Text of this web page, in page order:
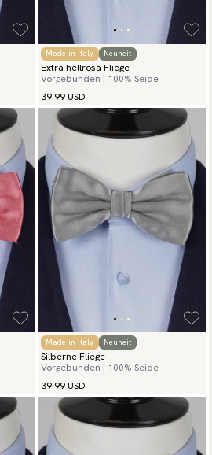
Made in Italy Neuheit
Extra hellrosa Fliege
Vorgebunden | 100% Seide
39.99 USD
Made in Italy Neuheit
Silberne Fliege
Vorgebunden | 100% Seide
39.99 USD